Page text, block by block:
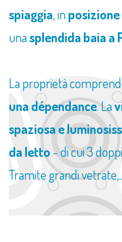
spiaggia, in
unasplendida baia a
La proprietà
una dépendance. La
spaziosa e
da letto - di cui 3
Tramite grandi